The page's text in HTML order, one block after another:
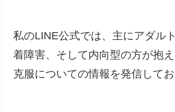
私のLINE公式では、主にアダル
着障害、そして内向型の方が抱
克服についての情報を発信してお